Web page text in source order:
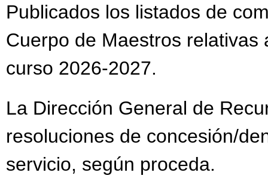
Publicados los listados de
Cuerpo de Maestros
curso 2026-2027.
La Dirección General de
resoluciones de concesión/
servicio, según proceda.